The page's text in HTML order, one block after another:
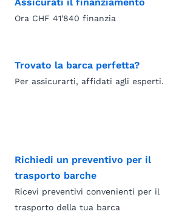
Ora CHF 41'840 finanzia
Trovato la barca perfetta?
Per assicurarti, affidati agli esperti.
Richiedi un preventivo per il
trasporto barche
Ricevi preventivi convenienti per il
trasporto della tua barca